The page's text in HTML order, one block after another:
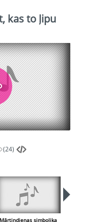
kas to ļipu
(24)
Mārtiņdienas simbolika